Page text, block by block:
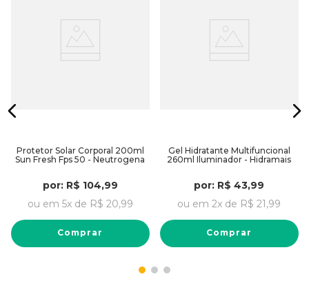
Protetor Solar Corporal 200ml
Sun Fresh Fps 50 - Neutrogena
por: R$ 104,99
ou em 5x de R$ 20,99
Comprar
Gel Hidratante Multifuncional
260ml Iluminador - Hidramais
por: R$ 43,99
ou em 2x de R$ 21,99
Comprar